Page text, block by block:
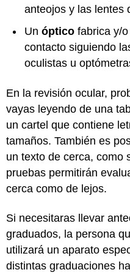
anteojos y las lentes
Un óptico fabrica y/
contacto siguiendo
oculistas u
En la revisión ocular,
vayas leyendo de una
un cartel que contiene
tamaños. También es
un texto de cerca, como
pruebas permitirán
cerca como de lejos.
Si necesitaras llevar
graduados, la persona
utilizará un aparato
distintas graduaciones